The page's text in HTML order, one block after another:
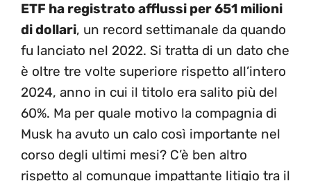
ETF ha registrato afflussi per 651 milioni
di dollari, un record settimanale da quando
fu lanciato nel 2022. Si tratta di un dato che
è oltre tre volte superiore rispetto all’intero
2024, anno in cui il titolo era salito più del
60%. Ma per quale motivo la compagnia di
Musk ha avuto un calo così importante nel
corso degli ultimi mesi? C’è ben altro
rispetto al comunque impattante litigio tra il